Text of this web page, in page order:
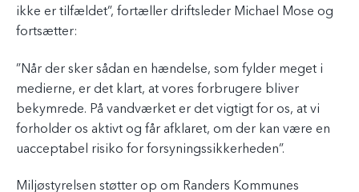
ikke er tilfældet”, fortæller driftsleder Michael Mose og
fortsætter:
”Når der sker sådan en hændelse, som fylder meget i
medierne, er det klart, at vores forbrugere bliver
bekymrede. På vandværket er det vigtigt for os, at vi
forholder os aktivt og får afklaret, om der kan være en
uacceptabel risiko for forsyningssikkerheden”.
Miljøstyrelsen støtter op om Randers Kommunes